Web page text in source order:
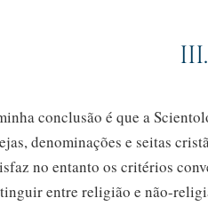
conclusão é que a
denominações e seitas
no entanto os critérios
entre religião e não-